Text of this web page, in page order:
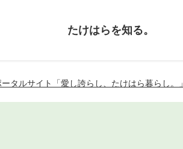
たけはらを知る。
タルサイト「愛し誇らし、たけはら暮らし。」